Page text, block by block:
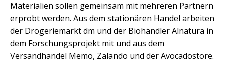
Materialien sollen gemeinsam mit mehreren Partnern
erprobt werden. Aus dem stationären Handel arbeiten
der Drogeriemarkt dm und der Biohändler Alnatura in
dem Forschungsprojekt mit und aus dem
Versandhandel Memo, Zalando und der Avocadostore.